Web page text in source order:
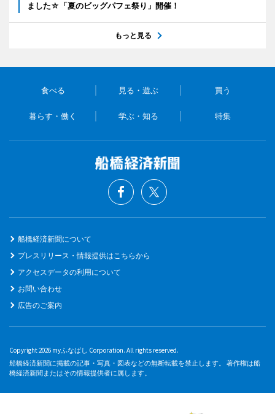
ました☆「夏のビッグパフェ祭り」開催！
もっと見る
食べる 見る・遊ぶ 買う
暮らす・働く 学ぶ・知る 特集
船橋経済新聞について
プレスリリース・情報提供はこちらから
アクセスデータの利用について
お問い合わせ
広告のご案内
Copyright 2026 myふなばし Corporation. All rights reserved.
船橋経済新聞に掲載の記事・写真・図表などの無断転載を禁止します。 著作権は船
橋経済新聞またはその情報提供者に属します。